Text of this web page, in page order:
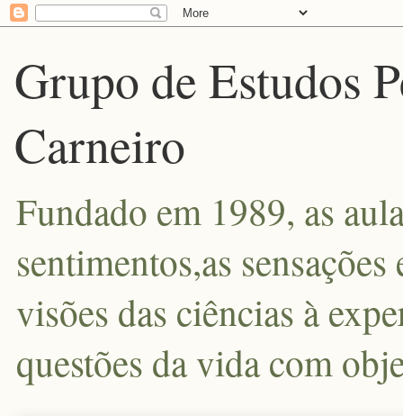
Grupo de Estudos
Carneiro
Fundado em 1989, as
sentimentos,as
visões das ciências à
questões da vida com